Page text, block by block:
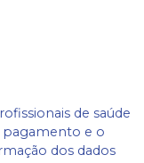
de saúde
pagamento e o
dos dados